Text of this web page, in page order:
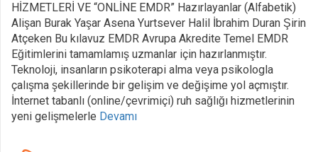
HİZMETLERİ VE “ONLİNE EMDR” Hazırlayanlar (Alfabetik)
Alişan Burak Yaşar Asena Yurtsever Halil İbrahim Duran Şirin
Atçeken Bu kılavuz EMDR Avrupa Akredite Temel EMDR
Eğitimlerini tamamlamış uzmanlar için hazırlanmıştır.
Teknoloji, insanların psikoterapi alma veya psikologla
çalışma şekillerinde bir gelişim ve değişime yol açmıştır.
İnternet tabanlı (online/çevrimiçi) ruh sağlığı hizmetlerinin
yeni gelişmelerle Devamı